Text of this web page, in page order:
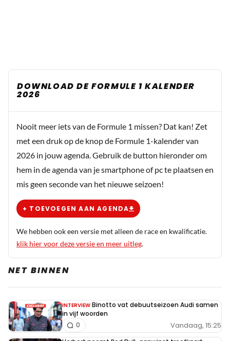
DOWNLOAD DE FORMULE 1 KALENDER
2026
Nooit meer iets van de Formule 1 missen? Dat kan! Zet
met een druk op de knop de Formule 1-kalender van
2026 in jouw agenda. Gebruik de button hieronder om
hem in de agenda van je smartphone of pc te plaatsen en
mis geen seconde van het nieuwe seizoen!
+ TOEVOEGEN AAN AGENDA
We hebben ook een versie met alleen de race en kwalificatie.
klik hier voor deze versie en meer uitleg.
NET BINNEN
INTERVIEW Binotto vat debuutseizoen Audi samen
in vijf woorden
Vandaag, 15:25
0